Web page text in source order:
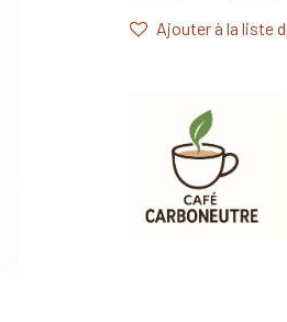
Ajouter à la liste